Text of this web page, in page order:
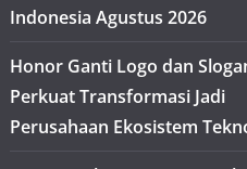
Indonesia Agustus 2026
Honor Ganti Logo dan
Perkuat Transformasi Jadi
Perusahaan Ekosistem